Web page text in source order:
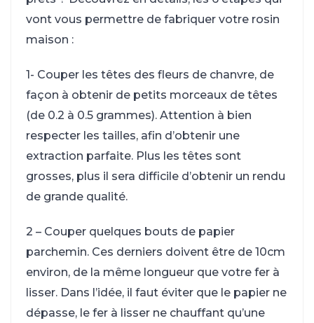
vont vous permettre de fabriquer votre rosin
maison :
1- Couper les têtes des fleurs de chanvre, de
façon à obtenir de petits morceaux de têtes
(de 0.2 à 0.5 grammes). Attention à bien
respecter les tailles, afin d’obtenir une
extraction parfaite. Plus les têtes sont
grosses, plus il sera difficile d’obtenir un rendu
de grande qualité.
2 – Couper quelques bouts de papier
parchemin. Ces derniers doivent être de 10cm
environ, de la même longueur que votre fer à
lisser. Dans l’idée, il faut éviter que le papier ne
dépasse, le fer à lisser ne chauffant qu’une